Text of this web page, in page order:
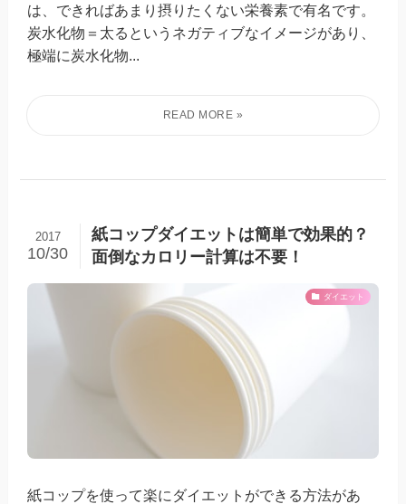
は、できればあまり摂りたくない栄養素で有名です。
炭水化物＝太るというネガティブなイメージがあり、
極端に炭水化物...
紙コップダイエットは簡単で効果的？
面倒なカロリー計算は不要！
2017
10/30
ダイエット
紙コップを使って楽にダイエットができる方法があ